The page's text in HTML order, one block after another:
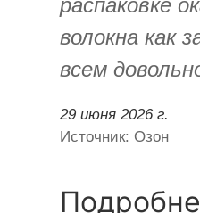
волокна как
всем
29 июня 2026 г.
Источник: Озон